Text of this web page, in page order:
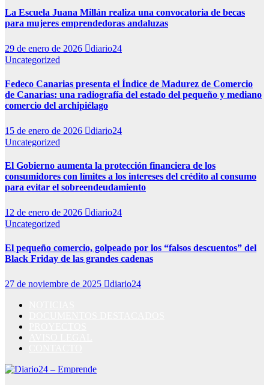
La Escuela Juana Millán realiza una convocatoria de becas
para mujeres emprendedoras andaluzas
29 de enero de 2026
diario24
Uncategorized
Fedeco Canarias presenta el Índice de Madurez de Comercio
de Canarias: una radiografía del estado del pequeño y mediano
comercio del archipiélago
15 de enero de 2026
diario24
Uncategorized
El Gobierno aumenta la protección financiera de los
consumidores con límites a los intereses del crédito al consumo
para evitar el sobreendeudamiento
12 de enero de 2026
diario24
Uncategorized
El pequeño comercio, golpeado por los “falsos descuentos” del
Black Friday de las grandes cadenas
27 de noviembre de 2025 diario24